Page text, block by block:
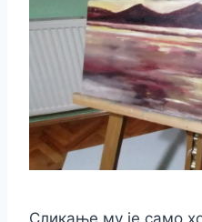
Сликање му је само